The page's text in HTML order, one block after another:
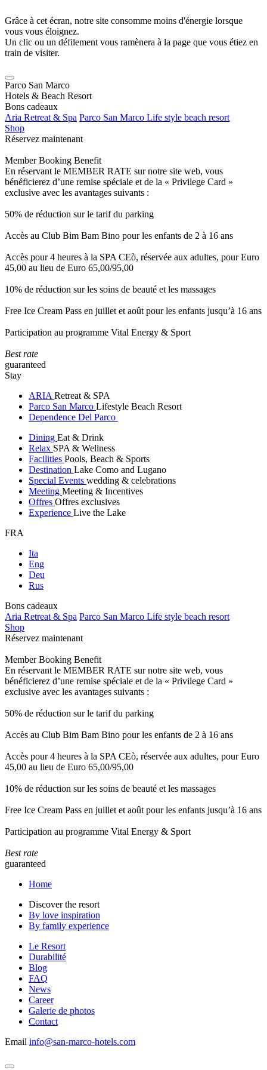
Grâce à cet écran, notre site consomme moins d'énergie lorsque
vous vous éloignez.
Un clic ou un défilement vous ramènera à la page que vous étiez en
train de visiter.
Parco San Marco
Hotels & Beach Resort
Bons cadeaux
Aria Retreat & Spa Parco San Marco Life style beach resort
Shop
Réservez maintenant
Member Booking Benefit
En réservant le MEMBER RATE sur notre site web, vous
bénéficierez d’une remise spéciale et de la « Privilege Card »
exclusive avec les avantages suivants :
50% de réduction sur le tarif du parking
Accès au Club Bim Bam Bino pour les enfants de 2 à 16 ans
Accès pour 4 heures à la SPA CEò, réservée aux adultes, pour Euro
45,00 au lieu de Euro 65,00/95,00
10% de réduction sur les soins de beauté et les massages
Free Ice Cream Pass en juillet et août pour les enfants jusqu’à 16 ans
Participation au programme Vital Energy & Sport
Best rate
guaranteed
Stay
ARIA Retreat & SPA
Parco San Marco Lifestyle Beach Resort
Dependence Del Parco
Dining Eat & Drink
Relax SPA & Wellness
Facilities Pools, Beach & Sports
Destination Lake Como and Lugano
Special Events wedding & celebrations
Meeting Meeting & Incentives
Offres Offres exclusives
Experience Live the Lake
FRA
Ita
Eng
Deu
Rus
Bons cadeaux
Aria Retreat & Spa Parco San Marco Life style beach resort
Shop
Réservez maintenant
Member Booking Benefit
En réservant le MEMBER RATE sur notre site web, vous
bénéficierez d’une remise spéciale et de la « Privilege Card »
exclusive avec les avantages suivants :
50% de réduction sur le tarif du parking
Accès au Club Bim Bam Bino pour les enfants de 2 à 16 ans
Accès pour 4 heures à la SPA CEò, réservée aux adultes, pour Euro
45,00 au lieu de Euro 65,00/95,00
10% de réduction sur les soins de beauté et les massages
Free Ice Cream Pass en juillet et août pour les enfants jusqu’à 16 ans
Participation au programme Vital Energy & Sport
Best rate
guaranteed
Home
Discover the resort
By love inspiration
By family experience
Le Resort
Durabilité
Blog
FAQ
News
Career
Galerie de photos
Contact
Email info@san-marco-hotels.com